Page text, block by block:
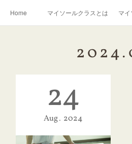
Home マイソールクラスとは マ
講師からのメッセー
2024.
24
Aug 2024